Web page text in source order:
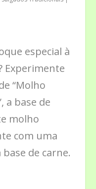
especial à
Experimente
“Molho
a base de
molho
com uma
de carne.